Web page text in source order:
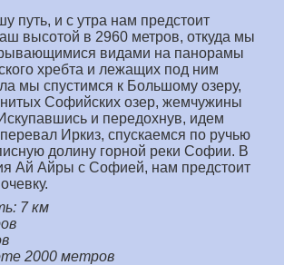
путь, и с утра нам предстоит
высотой в 2960 метров, откуда мы
видами на панорамы
хребта и лежащих под ним
мы спустимся к Большому озеру,
Софийских озер, жемчужины
и передохнув, идем
Иркиз, спускаемся по ручью
долину горной реки Софии. В
Ай Айры с Софией, нам предстоит
7 км
2000 метров